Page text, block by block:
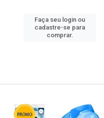
Faça seu login ou
cadastre-se para
comprar.